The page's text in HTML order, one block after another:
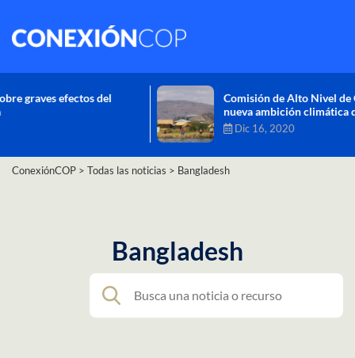
Comisión de Alto Nivel de Cambio Climático aprueba
nueva ambición climática del Perú
ConexiónCOP > Todas las noticias > Bangladesh
Bangladesh